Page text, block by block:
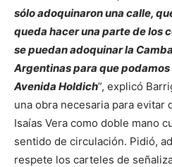
sólo adoquinaron una calle,
queda hacer una parte de los
se puedan adoquinar la
Argentinas para que podamos
Avenida Holdich”, explicó
una obra necesaria para evitar
Isaías Vera como doble mano
sentido de circulación. Pidió,
respete los carteles de